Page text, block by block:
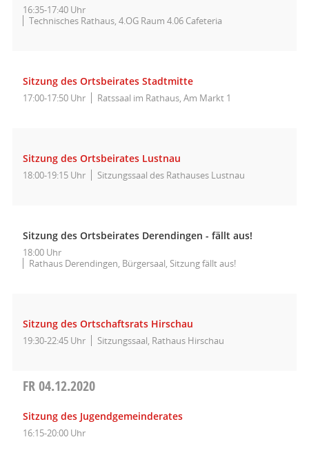
16:35-17:40 Uhr
Technisches Rathaus, 4.OG Raum 4.06 Cafeteria
Sitzung des Ortsbeirates Stadtmitte
17:00-17:50 Uhr Ratssaal im Rathaus, Am Markt 1
Sitzung des Ortsbeirates Lustnau
18:00-19:15 Uhr Sitzungssaal des Rathauses Lustnau
Sitzung des Ortsbeirates Derendingen - fällt aus!
18:00 Uhr
Rathaus Derendingen, Bürgersaal, Sitzung fällt aus!
Sitzung des Ortschaftsrats Hirschau
19:30-22:45 Uhr Sitzungssaal, Rathaus Hirschau
FR04.12.2020
Sitzung des Jugendgemeinderates
16:15-20:00 Uhr